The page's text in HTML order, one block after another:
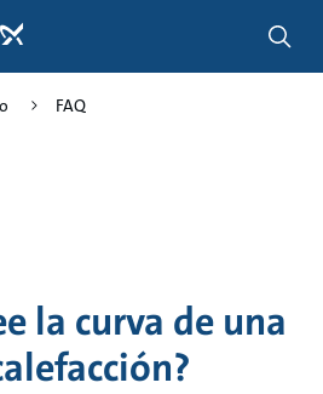
FAQ
la curva de una